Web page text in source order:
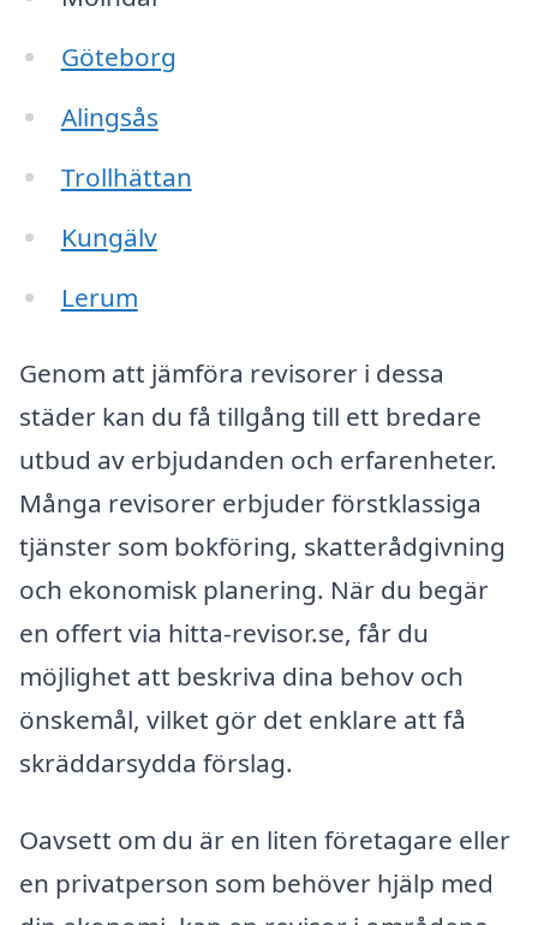
Göteborg
Alingsås
Trollhättan
Kungälv
Lerum
Genom att jämföra revisorer i dessa
städer kan du få tillgång till ett bredare
utbud av erbjudanden och erfarenheter.
Många revisorer erbjuder förstklassiga
tjänster som bokföring, skatterådgivning
och ekonomisk planering. När du begär
en offert via hitta-revisor.se, får du
möjlighet att beskriva dina behov och
önskemål, vilket gör det enklare att få
skräddarsydda förslag.
Oavsett om du är en liten företagare eller
en privatperson som behöver hjälp med